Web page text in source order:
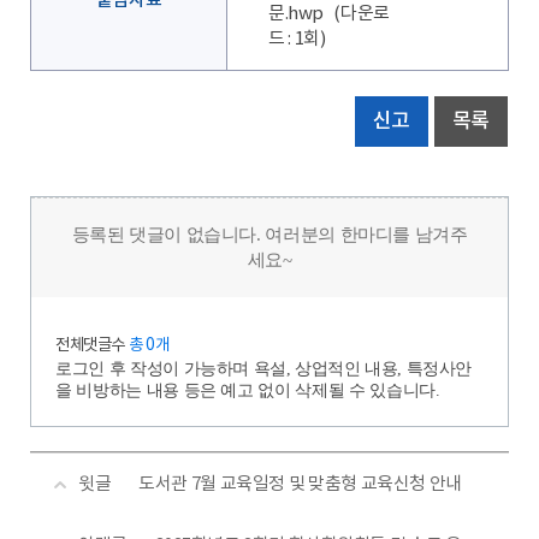
문.hwp (다운로
드 : 1회)
신고 목록
등록된 댓글이 없습니다. 여러분의 한마디를 남겨주
세요~
전체댓글수 총 0개
로그인 후 작성이 가능하며 욕설, 상업적인 내용, 특정사안
을 비방하는 내용 등은 예고 없이 삭제될 수 있습니다.
윗글 도서관 7월 교육일정 및 맞춤형 교육신청 안내